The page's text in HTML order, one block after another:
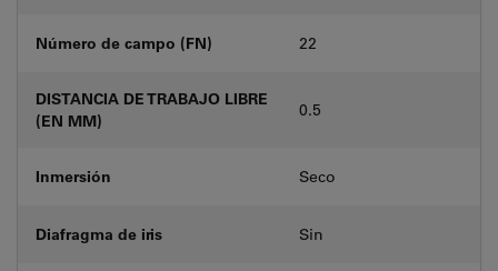
Número de campo (FN) 22
DISTANCIA DE TRABAJO LIBRE
(EN MM)
0.5
Inmersión Seco
Diafragma de iris Sin